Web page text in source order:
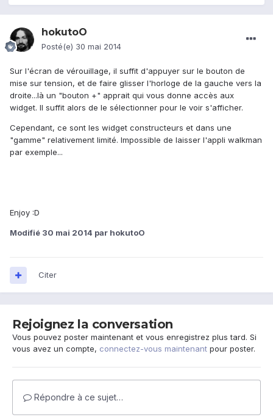
hokutoO
Posté(e) 30 mai 2014
Sur l'écran de vérouillage, il suffit d'appuyer sur le bouton de
mise sur tension, et de faire glisser l'horloge de la gauche vers la
droite...là un "bouton +" apprait qui vous donne accès aux
widget. Il suffit alors de le sélectionner pour le voir s'afficher.
Cependant, ce sont les widget constructeurs et dans une
"gamme" relativement limité. Impossible de laisser l'appli walkman
par exemple...
Enjoy :D
Modifié 30 mai 2014 par hokutoO
Citer
Rejoignez la conversation
Vous pouvez poster maintenant et vous enregistrez plus tard. Si
vous avez un compte, connectez-vous maintenant pour poster.
Répondre à ce sujet…